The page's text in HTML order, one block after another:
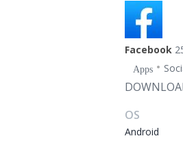
Facebook
Apps
OS
Android